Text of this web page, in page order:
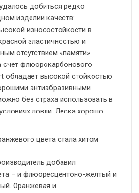
добиться редко
изделии качеств:
износостойкости в
эластичностью и
отсутствием «памяти».
счет флюорокарбонового
обладает высокой стойкостью
антиабразивными
без страха использовать в
ловли. Леска хорошо
цвета стала хитом
добавил
– и флюоресцентоно-желтый и
Оранжевая и